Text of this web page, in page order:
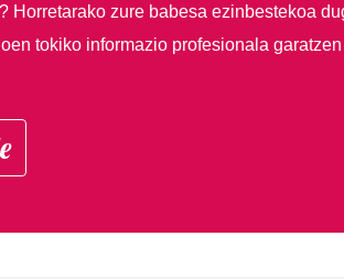
Horretarako zure babesa ezinbestekoa
tokiko informazio profesionala garatzen